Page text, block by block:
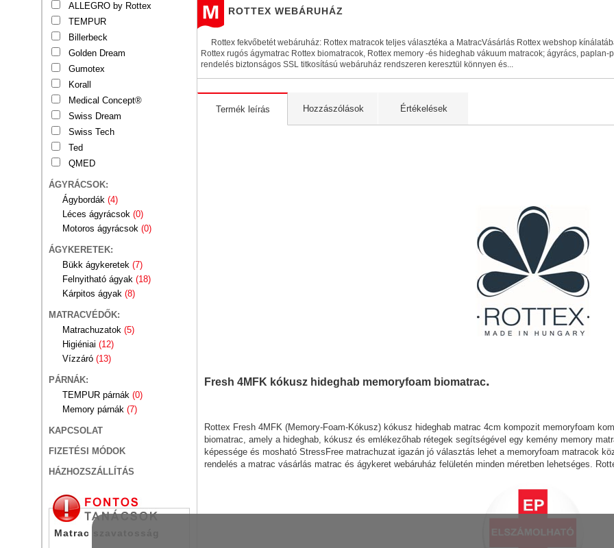
ALLEGRO by Rottex
TEMPUR
Billerbeck
Golden Dream
Gumotex
Korall
Medical Concept®
Swiss Dream
Swiss Tech
Ted
QMED
ÁGYRÁCSOK:
Ágybordák (4)
Léces ágyrácsok (0)
Motoros ágyrácsok (0)
ÁGYKERETEK:
Bükk ágykeretek (7)
Felnyitható ágyak (18)
Kárpitos ágyak (8)
MATRACVÉDŐK:
Matrachuzatok (5)
Higiéniai (12)
Vízzáró (13)
PÁRNÁK:
TEMPUR párnák (0)
Memory párnák (7)
KAPCSOLAT
FIZETÉSI MÓDOK
HÁZHOZSZÁLLÍTÁS
Matrac szavatosság
ROTTEX WEBÁRUHÁZ
Rottex fekvőbetét webáruház: Rottex matracok teljes választéka a MatracVásárlás Rottex webshop
Rottex rugós ágymatrac Rottex biomatracok, Rottex memory -és hideghab vákuum matracok; ágyrács, paplan-
rendelés biztonságos SSL titkosítású webáruház rendszeren keresztül könnyen és...
Termék leírás Hozzászólások Értékelések
Fresh 4MFK kókusz hideghab memoryfoam biomatrac.
Rottex Fresh 4MFK (Memory-Foam-Kókusz) kókusz hideghab matrac 4cm kompozit memoryfoam
biomatrac, amely a hideghab, kókusz és emlékezőhab rétegek segítségével egy kemény memory
képessége és mosható StressFree matrachuzat igazán jó választás lehet a memoryfoam matracok
rendelés a matrac vásárlás matrac és ágykeret webáruház felületén minden méretben lehetséges.